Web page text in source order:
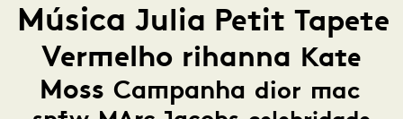
Música Julia Petit Tapete
Vermelho rihanna Kate
Moss Campanha dior mac